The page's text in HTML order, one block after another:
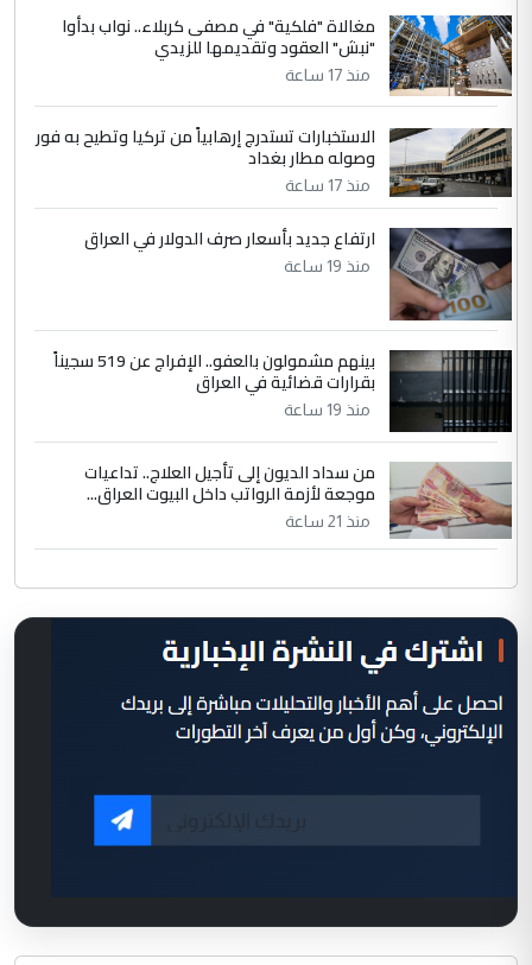
مغالاة "فلكية" في مصفى كربلاء.. نواب بدأوا
"نبش" العقود وتقديمها للزيدي
منذ 17 ساعة
الاستخبارات تستدرج إرهابياً من تركيا وتطيح به فور
وصوله مطار بغداد
منذ 17 ساعة
ارتفاع جديد بأسعار صرف الدولار في العراق
منذ 19 ساعة
بينهم مشمولون بالعفو.. الإفراج عن 519 سجيناً
بقرارات قضائية في العراق
منذ 19 ساعة
من سداد الديون إلى تأجيل العلاج.. تداعيات
موجعة لأزمة الرواتب داخل البيوت العراق...
منذ 21 ساعة